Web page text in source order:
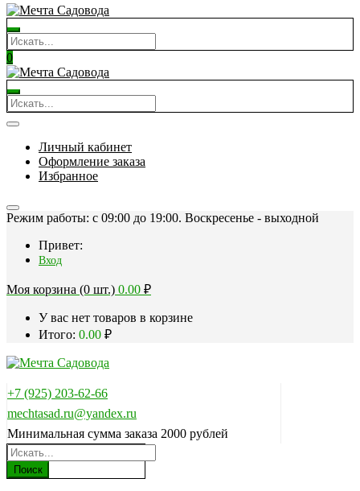
0
Личный кабинет
Оформление заказа
Избранное
Режим работы: c 09:00 до 19:00. Воскресенье - выходной
Привет:
Вход
Моя корзина (0 шт.) 0.00 ₽
У вас нет товаров в корзине
Итого: 0.00 ₽
+7 (925) 203-62-66
mechtasad.ru@yandex.ru
Минимальная сумма заказа 2000 рублей
Поиск